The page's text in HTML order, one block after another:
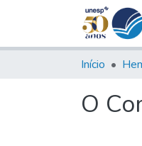
Início
O